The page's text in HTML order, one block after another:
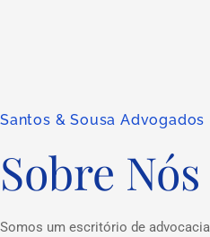
Santos & Sousa Advogados
Sobre Nós
Somos um escritório de